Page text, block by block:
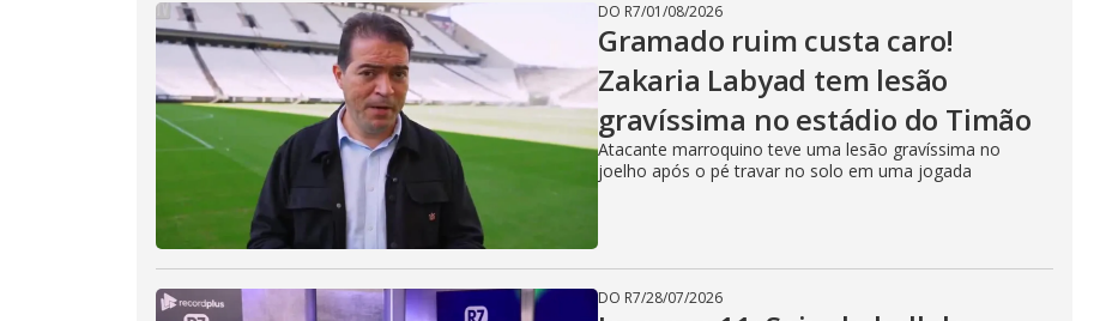
DO R7/01/08/2026
Gramado ruim custa caro!
Zakaria Labyad tem lesão
gravíssima no estádio do Timão
Atacante marroquino teve uma lesão gravíssima no
joelho após o pé travar no solo em uma jogada
DO R7/28/07/2026